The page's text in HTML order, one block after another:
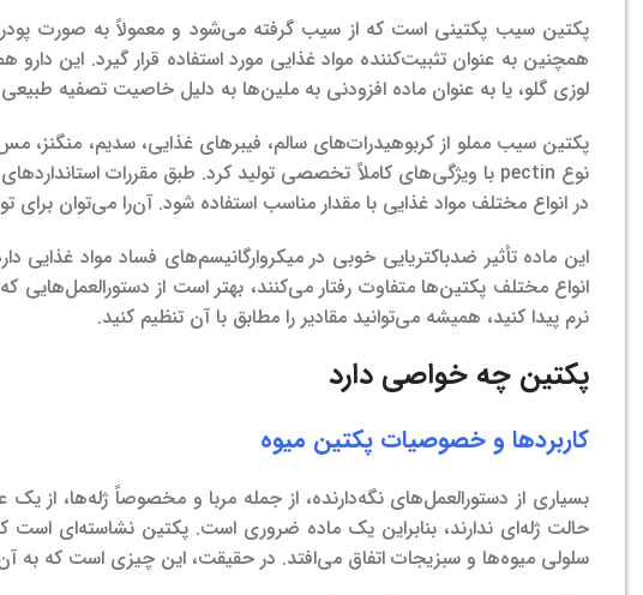
پکتین سیب پکتینی است که از سیب گرفته می‌شود و معمولاً به صورت پودر
همچنین به عنوان تثبیت‌کننده مواد غذایی مورد استفاده قرار گیرد. این
لوزی گلو، یا به عنوان ماده افزودنی به ملین‌ها به دلیل خاصیت تصفیه طبیعی
پکتین سیب مملو از کربوهیدرات‌های سالم، فیبرهای غذایی، سدیم،
نوع pectin با ویژگی‌های کاملاً تخصصی تولید کرد.
طبق مقررات
در انواع مختلف مواد غذایی با مقدار مناسب استفاده شود. آن‌را می‌توان برای
این ماده تأثیر ضدباکتریایی خوبی در میکروارگانیسم‌های فساد مواد
انواع مختلف پکتین‌ها متفاوت رفتار می‌کنند، بهتر است از دستورالعمل‌هایی
نرم پیدا کنید، همیشه می‌توانید مقادیر را مطابق با آن تنظیم کنید.
پکتین چه خواصی دارد
کاربردها و خصوصیات پکتین میوه
بسیاری از دستورالعمل‌های نگه‌دارنده، از جمله مربا و مخصوصاً ژله‌ها، از
حالت ژله‌ای ندارند، بنابراین یک ماده ضروری است. پکتین نشاسته‌ای است
سلولی میوه‌ها و سبزیجات اتفاق می‌افتد. در حقیقت، این چیزی است که به